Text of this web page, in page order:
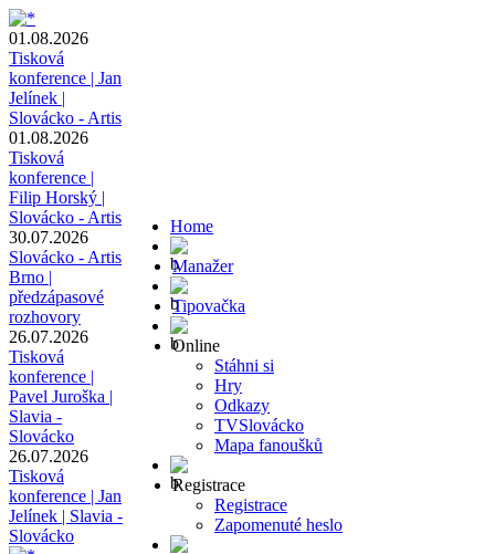
01.08.2026
Tisková
konference | Jan
Jelínek |
Slovácko - Artis
01.08.2026
Tisková
konference |
Filip Horský |
Slovácko - Artis
30.07.2026
Slovácko - Artis
Brno |
předzápasové
rozhovory
26.07.2026
Tisková
konference |
Pavel Juroška |
Slavia -
Slovácko
26.07.2026
Tisková
konference | Jan
Jelínek | Slavia -
Slovácko
Home
Manažer
Tipovačka
Online
Stáhni si
Hry
Odkazy
TVSlovácko
Mapa fanoušků
Registrace
Registrace
Zapomenuté heslo